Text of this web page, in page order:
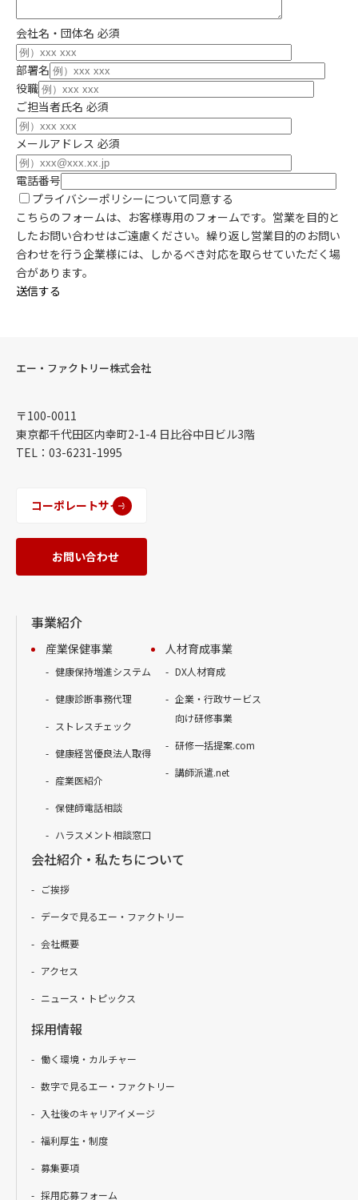
会社名・団体名 必須
部署名
役職
ご担当者氏名 必須
メールアドレス 必須
電話番号
プライバシーポリシーについて同意する
こちらのフォームは、お客様専用のフォームです。営業を目的と
したお問い合わせはご遠慮ください。 繰り返し営業目的のお問い
合わせを行う企業様には、しかるべき対応を取らせていただく場
合があります。
送信する
エー・ファクトリー株式会社
〒100-0011
東京都千代田区内幸町2-1-4 日比谷中日ビル3階
TEL：03-6231-1995
コーポレートサイト
お問い合わせ
事業紹介
産業保健事業
健康保持増進システム
健康診断事務代理
ストレスチェック
健康経営優良法人取得
産業医紹介
保健師電話相談
ハラスメント相談窓口
人材育成事業
DX人材育成
企業・行政サービス
向け研修事業
研修一括提案.com
講師派遣.net
会社紹介・私たちについて
ご挨拶
データで見るエー・ファクトリー
会社概要
アクセス
ニュース・トピックス
採用情報
働く環境・カルチャー
数字で見るエー・ファクトリー
入社後のキャリアイメージ
福利厚生・制度
募集要項
採用応募フォーム